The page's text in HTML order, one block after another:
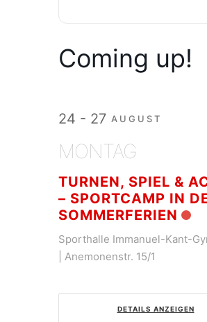
Coming up!
24 - 27 AUGUST
MONTAG
TURNEN, SPIEL &
– SPORTCAMP IN
SOMMERFERIEN
Sporthalle Immanuel-Kant-
| Anemonenstr. 15/1
DETAILS ANZEIGEN